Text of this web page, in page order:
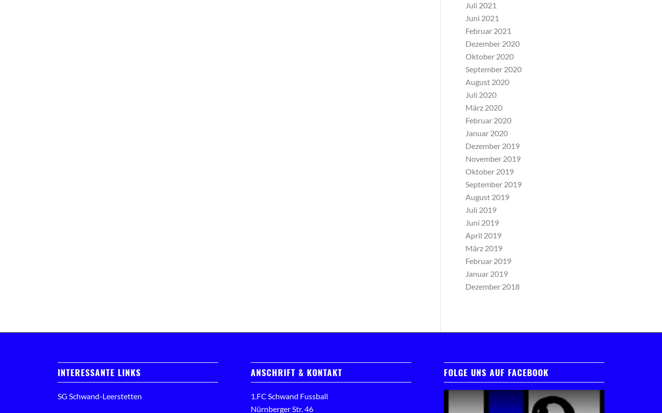
Juli 2021
Juni 2021
Februar 2021
Dezember 2020
Oktober 2020
September 2020
August 2020
Juli 2020
März 2020
Februar 2020
Januar 2020
Dezember 2019
November 2019
Oktober 2019
September 2019
August 2019
Juli 2019
Juni 2019
April 2019
März 2019
Februar 2019
Januar 2019
Dezember 2018
INTERESSANTE LINKS
SG Schwand-Leerstetten
ANSCHRIFT & KONTAKT
1.FC Schwand Fussball
Nürnberger Str. 46
FOLGE UNS AUF FACEBOOK